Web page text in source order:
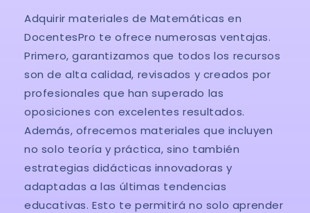
Adquirir materiales de Matemáticas en
DocentesPro te ofrece numerosas ventajas.
Primero, garantizamos que todos los recursos
son de alta calidad, revisados y creados por
profesionales que han superado las
oposiciones con excelentes resultados.
Además, ofrecemos materiales que incluyen
no solo teoría y práctica, sino también
estrategias didácticas innovadoras y
adaptadas a las últimas tendencias
educativas. Esto te permitirá no solo aprender